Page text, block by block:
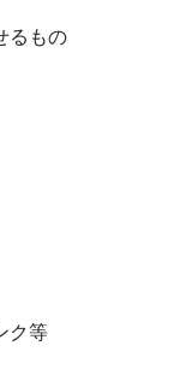
るもの
ク等